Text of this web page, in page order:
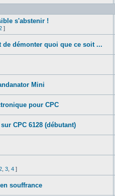
s'abstenir !
]
de démonter quoi que ce soit ...
Mini
pour CPC
CPC 6128 (débutant)
3 4 ]
souffrance